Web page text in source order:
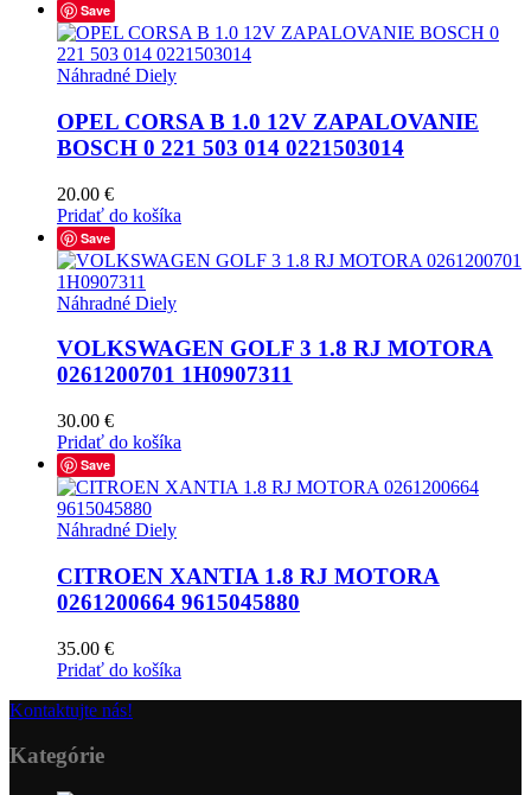
Save
Náhradné Diely
OPEL CORSA B 1.0 12V ZAPALOVANIE
BOSCH 0 221 503 014 0221503014
20.00 €
Pridať do košíka
Save
Náhradné Diely
VOLKSWAGEN GOLF 3 1.8 RJ MOTORA
0261200701 1H0907311
30.00 €
Pridať do košíka
Save
Náhradné Diely
CITROEN XANTIA 1.8 RJ MOTORA
0261200664 9615045880
35.00 €
Pridať do košíka
Kontaktujte nás!
Kategórie